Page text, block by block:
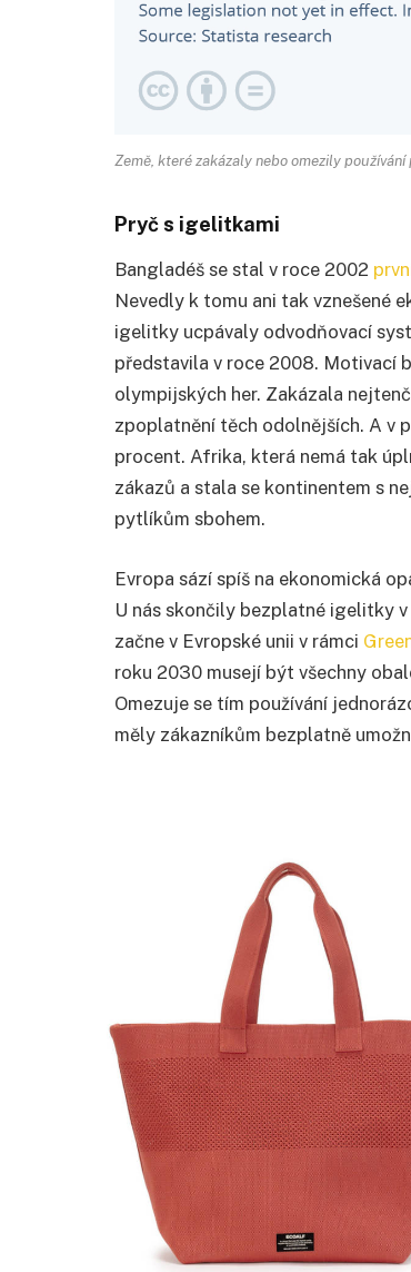
Země, které zakázaly nebo omezily
Pryč s igelitkami
Bangladéš se stal v roce 2002
Nevedly k tomu ani tak vznešené
igelitky ucpávaly odvodňovací
představila v roce 2008. Motivací
olympijských her. Zakázala
zpoplatnění těch odolnějších. A v
procent. Afrika, která nemá tak
zákazů a stala se kontinentem s
pytlíkům sbohem.
Evropa sází spíš na ekonomická
U nás skončily bezplatné igelitky
začne v Evropské unii v rámci
roku 2030 musejí být všechny
Omezuje se tím používání
měly zákazníkům bezplatně